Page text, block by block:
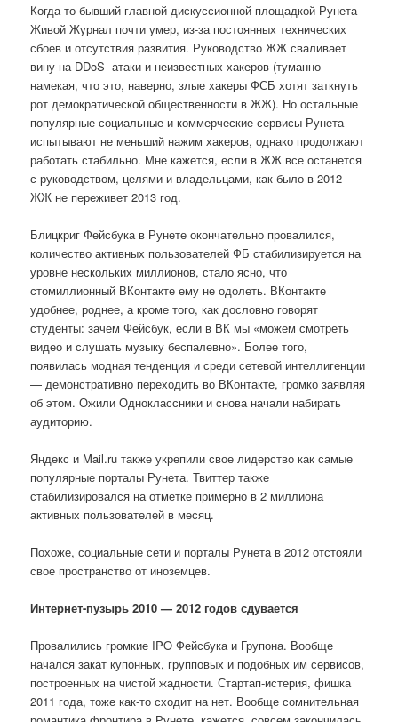
Когда-то бывший главной дискуссионной площадкой Рунета
Живой Журнал почти умер, из-за постоянных технических
сбоев и отсутствия развития. Руководство ЖЖ сваливает
вину на DDoS -атаки и неизвестных хакеров (туманно
намекая, что это, наверно, злые хакеры ФСБ хотят заткнуть
рот демократической общественности в ЖЖ). Но остальные
популярные социальные и коммерческие сервисы Рунета
испытывают не меньший нажим хакеров, однако продолжают
работать стабильно. Мне кажется, если в ЖЖ все останется
с руководством, целями и владельцами, как было в 2012 —
ЖЖ не переживет 2013 год.
Блицкриг Фейсбука в Рунете окончательно провалился,
количество активных пользователей ФБ стабилизируется на
уровне нескольких миллионов, стало ясно, что
стомиллионный ВКонтакте ему не одолеть. ВКонтакте
удобнее, роднее, а кроме того, как дословно говорят
студенты: зачем Фейсбук, если в ВК мы «можем смотреть
видео и слушать музыку беспалевно». Более того,
появилась модная тенденция и среди сетевой интеллигенции
— демонстративно переходить во ВКонтакте, громко заявляя
об этом. Ожили Одноклассники и снова начали набирать
аудиторию.
Яндекс и Mail.ru также укрепили свое лидерство как самые
популярные порталы Рунета. Твиттер также
стабилизировался на отметке примерно в 2 миллиона
активных пользователей в месяц.
Похоже, социальные сети и порталы Рунета в 2012 отстояли
свое пространство от иноземцев.
Интернет-пузырь 2010 — 2012 годов сдувается
Провалились громкие IPO Фейсбука и Групона. Вообще
начался закат купонных, групповых и подобных им сервисов,
построенных на чистой жадности. Стартап-истерия, фишка
2011 года, тоже как-то сходит на нет. Вообще сомнительная